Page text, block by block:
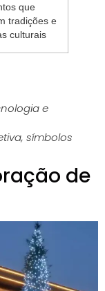
que
tradições e
culturais
e
símbolos
de